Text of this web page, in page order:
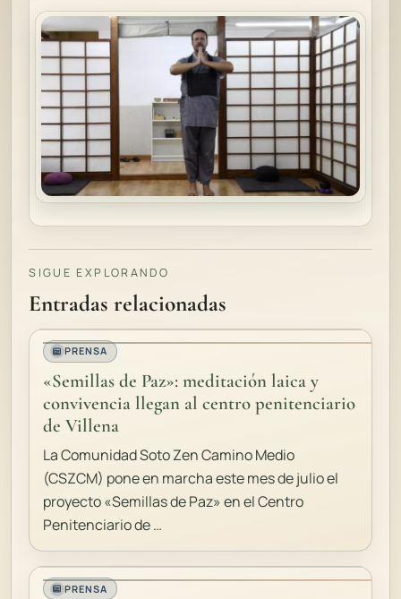
SIGUE EXPLORANDO
Entradas relacionadas
PRENSA
«Semillas de Paz»: meditación laica y
convivencia llegan al centro penitenciario
de Villena
La Comunidad Soto Zen Camino Medio
(CSZCM) pone en marcha este mes de julio el
proyecto «Semillas de Paz» en el Centro
Penitenciario de …
PRENSA